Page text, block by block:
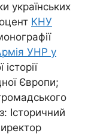
українських
КНУ
УНР у
Європи;
Історичний